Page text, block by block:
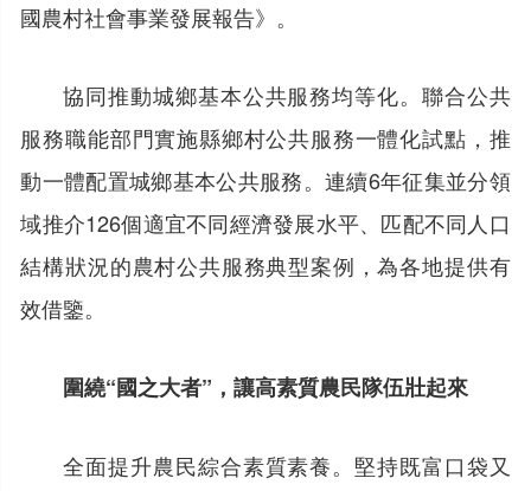
國農村社會事業發展報告》。
協同推動城鄉基本公共服務均等化。聯合公共
服務職能部門實施縣鄉村公共服務一體化試點，推
動一體配置城鄉基本公共服務。連續6年征集並分領
域推介126個適宜不同經濟發展水平、匹配不同人口
結構狀況的農村公共服務典型案例，為各地提供有
效借鑒。
圍繞“國之大者”，讓高素質農民隊伍壯起來
全面提升農民綜合素質素養。堅持既富口袋又